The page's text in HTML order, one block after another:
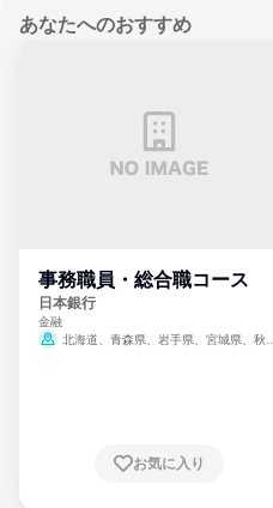
あなたへのおすすめ
事務職員・総合職コース
日本銀行
金融
北海道、青森県、岩手県、宮城県、秋田
崎県、熊本県、大分県、宮崎県、鹿児島県、
お気に入り